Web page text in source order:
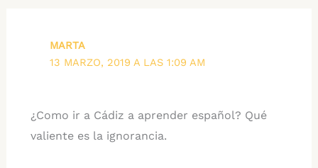
MARTA
13 MARZO, 2019 A LAS 1:09 AM
¿Como ir a Cádiz a aprender español? Qué
valiente es la ignorancia.